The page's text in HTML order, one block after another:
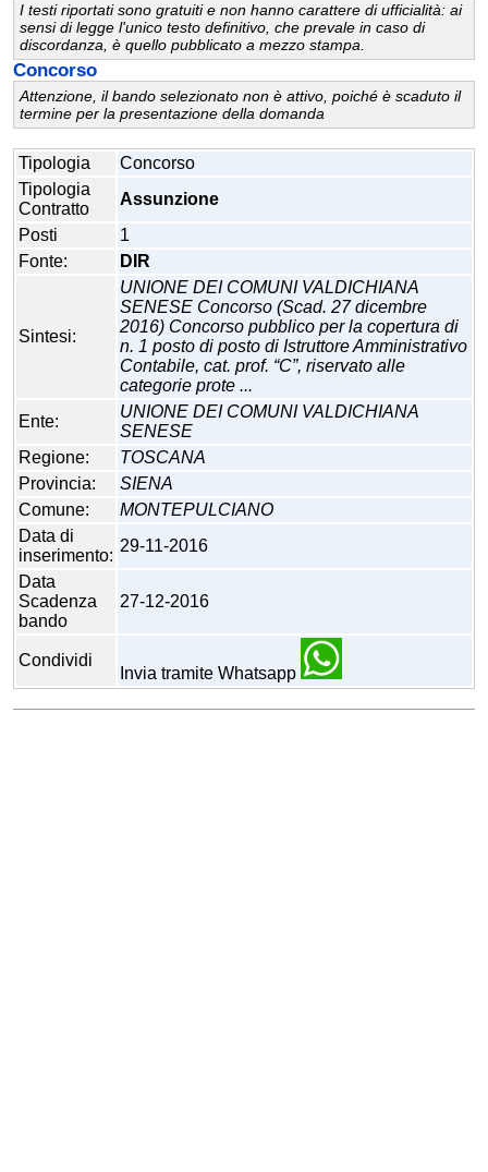
I testi riportati sono gratuiti e non hanno carattere di ufficialità: ai
sensi di legge l'unico testo definitivo, che prevale in caso di
discordanza, è quello pubblicato a mezzo stampa.
Concorso
Attenzione, il bando selezionato non è attivo, poiché è scaduto il
termine per la presentazione della domanda
Tipologia
Concorso
Tipologia
Contratto
Assunzione
Posti
1
Fonte:
DIR
Sintesi:
UNIONE DEI COMUNI VALDICHIANA
SENESE Concorso (Scad. 27 dicembre
2016) Concorso pubblico per la copertura di
n. 1 posto di posto di Istruttore Amministrativo
Contabile, cat. prof. “C”, riservato alle
categorie prote ...
Ente:
UNIONE DEI COMUNI VALDICHIANA
SENESE
Regione:
TOSCANA
Provincia:
SIENA
Comune:
MONTEPULCIANO
Data di
inserimento:
29-11-2016
Data
Scadenza
bando
27-12-2016
Condividi
Invia tramite Whatsapp